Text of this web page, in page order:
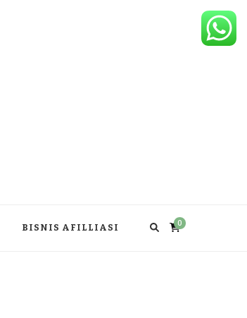
BISNIS AFILLIASI 0